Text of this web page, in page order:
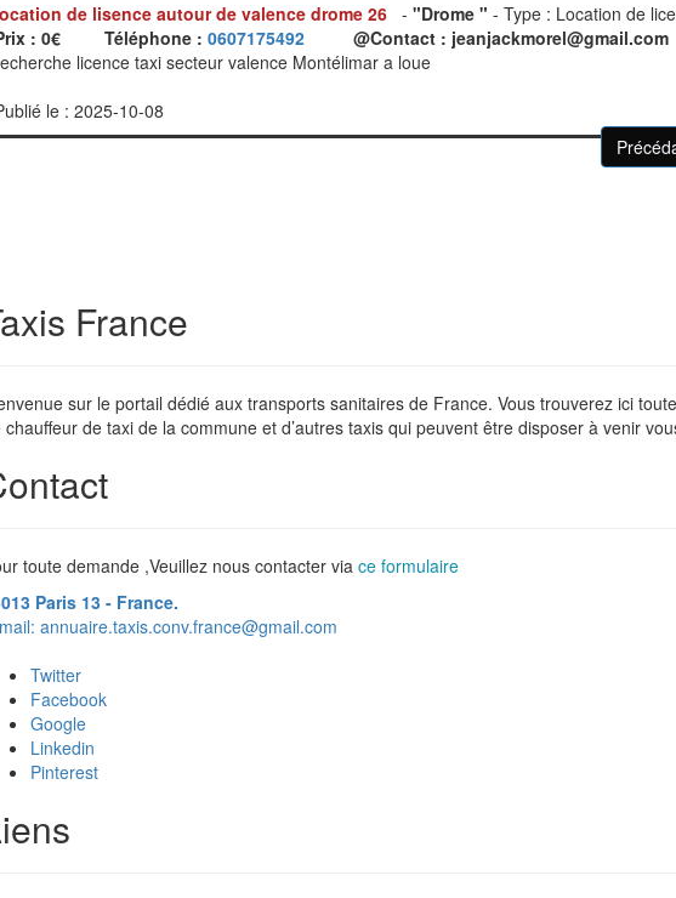
de lisence autour de valence drome 26 - "Drome " - Type : Location de
: 0€ Téléphone : 0607175492
@Contact : jeanjackmorel@gmail.com
licence taxi secteur valence Montélimar a loue
le : 2025-10-08
France
sur le portail dédié aux transports sanitaires de France. Vous trouverez ici
chauffeur de taxi de la commune et d’autres taxis qui peuvent être disposer à venir
toute demande ,Veuillez nous contacter via ce formulaire
Paris 13 - France.
annuaire.taxis.conv.france@gmail.com
Twitter
Facebook
Google
Linkedin
Pinterest